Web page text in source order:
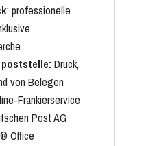
: professionelle
poststelle: Druck,
von Belegen
Frankierservice
Post AG
Office